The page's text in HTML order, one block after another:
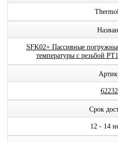
SFK02+ Пассивные
температуры с резьбой
Срок
12 - 14